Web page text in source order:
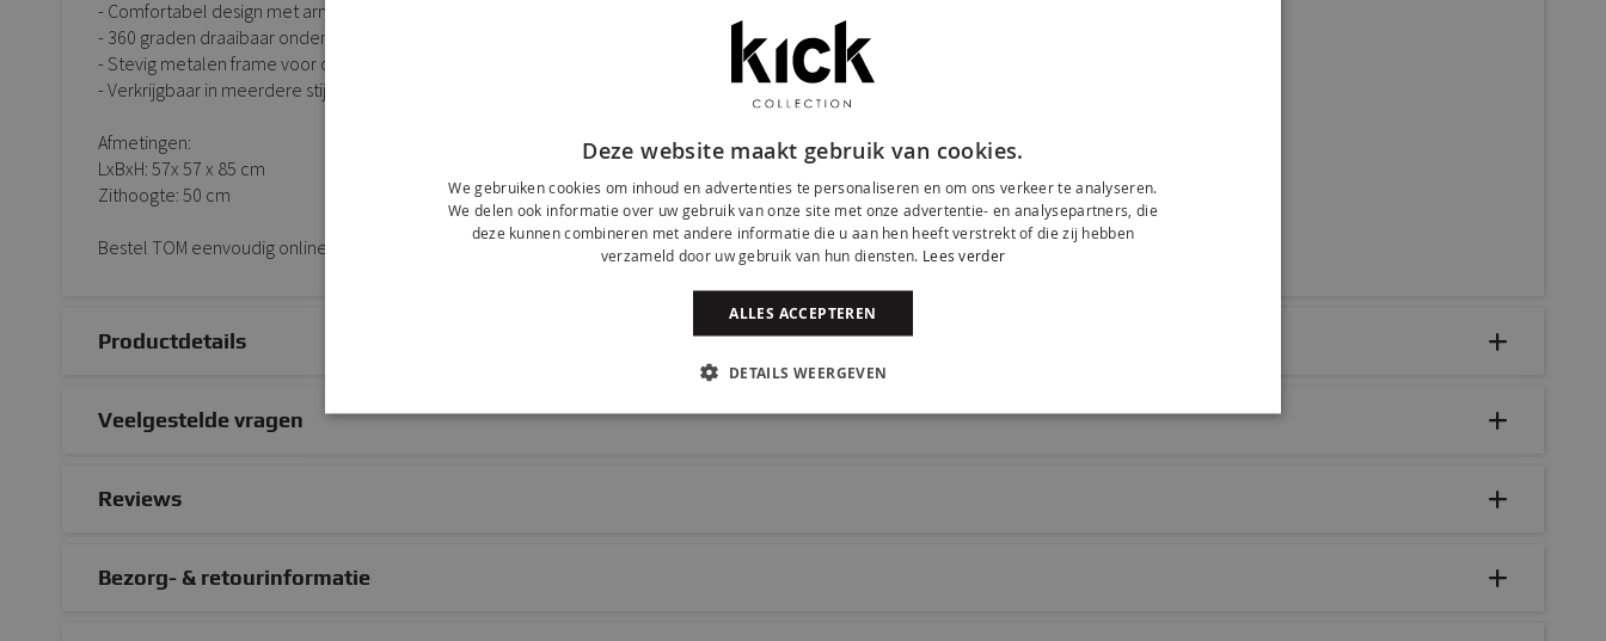
- Comfortabel design met armleuningen
- 360 graden draaibaar onderstel
- Stevig metalen frame voor optimale stabiliteit
- Verkrijgbaar in meerdere stijlvolle kleuren
Afmetingen:
LxBxH: 57x 57 x 85 cm
Zithoogte: 50 cm
Bestel TOM eenvoudig online of kom proefzitten in onze sfeervolle showroom.
Productdetails
Veelgestelde vragen
Reviews
Bezorg- & retourinformatie
Deze website maakt gebruik van cookies.
We gebruiken cookies om inhoud en advertenties te personaliseren en om ons verkeer te analyseren.
We delen ook informatie over uw gebruik van onze site met onze advertentie- en analysepartners, die
deze kunnen combineren met andere informatie die u aan hen heeft verstrekt of die zij hebben
verzameld door uw gebruik van hun diensten. Lees verder
ALLES ACCEPTEREN
DETAILS WEERGEVEN